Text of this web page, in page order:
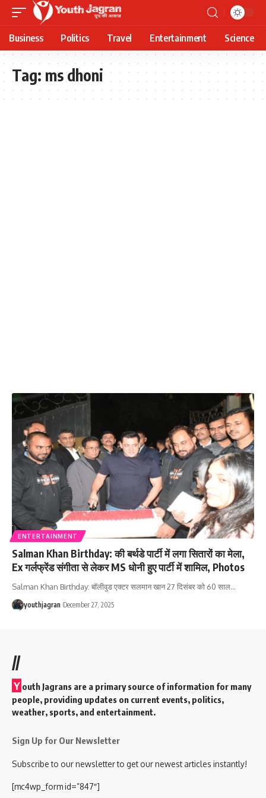
Business Politics Travel Entertainment Science
Tag: ms dhoni
ENTERTAINMENT
Salman Khan Birthday: की बर्थडे पार्टी में लगा सितारों का मेला,
Ex गर्लफ्रेंड संगीता से लेकर MS धोनी हुए पार्टी में शामिल, Photos
Salman Khan Birthday: बॉलीवुड एक्टर सलमान खान 27 दिसंबर को 60 साल…
youthjagran December 27, 2025
//
Y outh Jagrans are a primary source of information for many
people, providing updates on current events, politics,
weather, sports, and entertainment.
Sign Up for Our Newsletter
Subscribe to our newsletter to get our newest articles instantly!
[mc4wp_form id=”847″]